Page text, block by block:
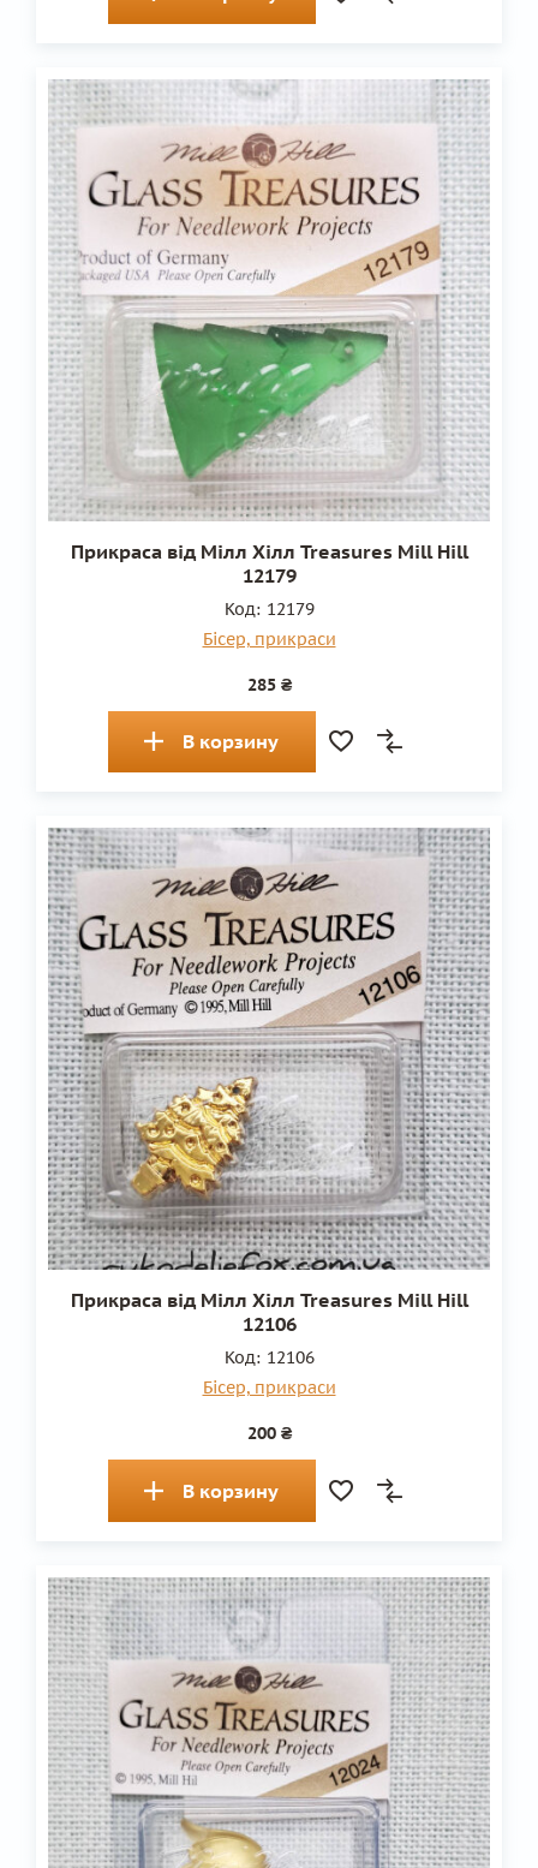
Прикраса від Мілл Хілл Treasures Mill Hill
12179
Код: 12179
Бісер, прикраси
285 ₴
В корзину
Прикраса від Мілл Хілл Treasures Mill Hill
12106
Код: 12106
Бісер, прикраси
200 ₴
В корзину